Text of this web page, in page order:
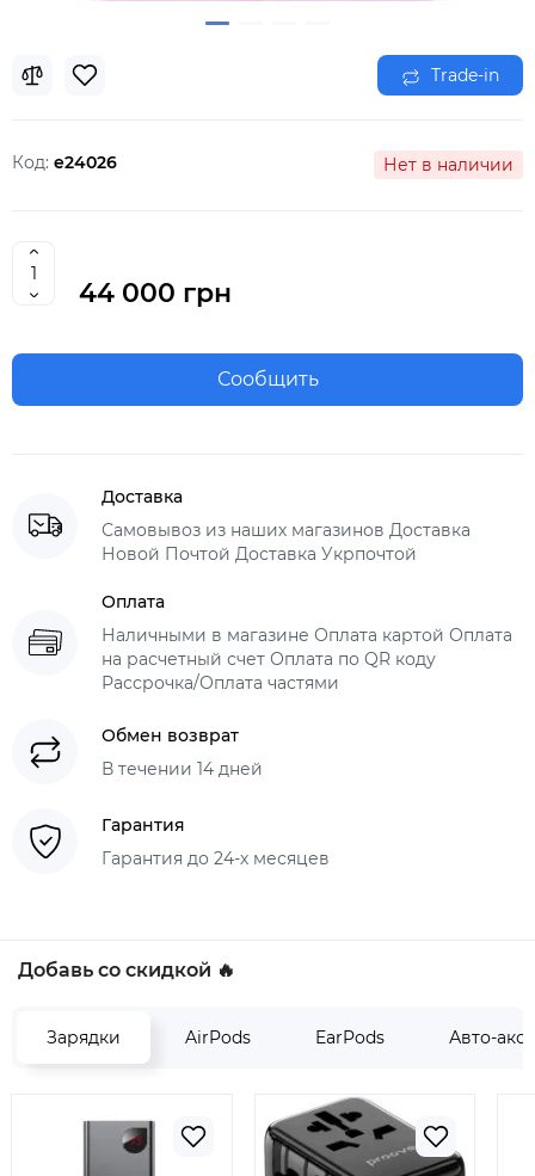
Trade-in
Код: e24026 Нет в наличии
44 000 грн
Сообщить
Доставка
Самовывоз из наших магазинов Доставка
Новой Почтой Доставка Укрпочтой
Оплата
Наличными в магазине Оплата картой Оплата
на расчетный счет Оплата по QR коду
Рассрочка/Оплата частями
Обмен возврат
В течении 14 дней
Гарантия
Гарантия до 24-х месяцев
Добавь со скидкой 🔥
Зарядки AirPods EarPods Авто-